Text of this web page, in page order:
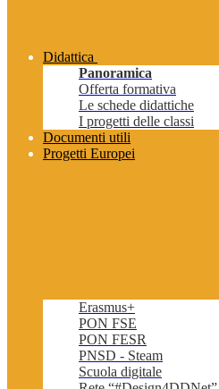
Didattica
Panoramica
Offerta formativa
Le schede didattiche
I progetti delle classi
Documenti utili
Progetti Europei
Erasmus+
PON FSE
PON FESR
PNSD - Steam
Scuola digitale